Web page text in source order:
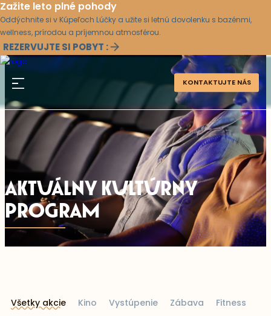
Zažite leto plné pohody
Oddýchnite si v Kúpeľoch Lúčky a užite si letnú dovolenku s bazénmi,
wellness, prírodou a príjemnou atmosférou.
REZERVUJTE SI POBYT :
KONTAKTUJTE NÁS
AKTUÁLNY KULTÚRNY
PROGRAM
Všetky akcie Kino Vystúpenie Zábava Fitness